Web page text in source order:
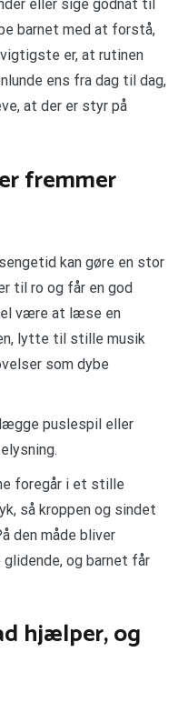
eller sige godnat til
barnet med at forstå,
er, at rutinen
ens fra dag til dag,
at der er styr på
fremmer
kan gøre en stor
til ro og får en god
være at læse en
lytte til stille musik
som dybe
puslespil eller
foregår i et stille
så kroppen og sindet
den måde bliver
og barnet får
hjælper, og